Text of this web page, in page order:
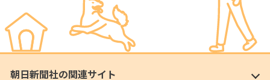
朝日新聞社の関連サイト